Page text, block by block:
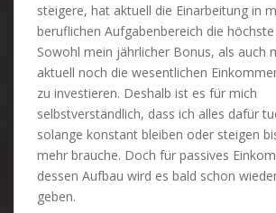
steigere, hat aktuell die Einarbeitung in
beruflichen Aufgabenbereich die
Sowohl mein jährlicher Bonus, als auch
aktuell noch die wesentlichen
zu investieren. Deshalb ist es für mich
selbstverständlich, dass ich alles dafür
solange konstant bleiben oder steigen
mehr brauche. Doch für passives
dessen Aufbau wird es bald schon
geben.